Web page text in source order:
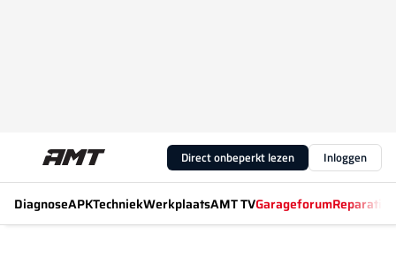
Direct onbeperkt lezen Inloggen
DiagnoseAPKTechniekWerkplaatsAMT TVGarageforum